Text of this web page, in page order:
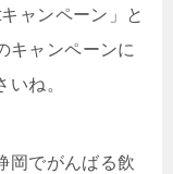
ャンペーン」と
キャンペーンに
ね。
岡でがんばる飲